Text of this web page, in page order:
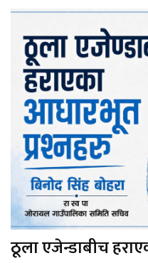
ठूला एजेन्डाबीच